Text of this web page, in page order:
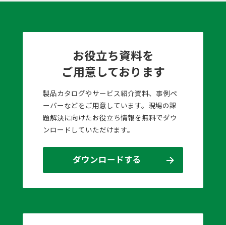
お役立ち資料を
ご用意しております
製品カタログやサービス紹介資料、事例ペ
ーパーなどをご用意しています。現場の課
題解決に向けたお役立ち情報を無料でダウ
ンロードしていただけます。
ダウンロードする